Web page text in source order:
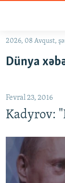
Əsas
qayıt
qayıt
Axtarışa
#İZAHLA
FƏRQƏ BAX
QANUNI
ARAŞDIRMA
MULTIMEDIA
2026, 08 Avqust,
Dünya
Fevral 23, 2016
Kadyrov: